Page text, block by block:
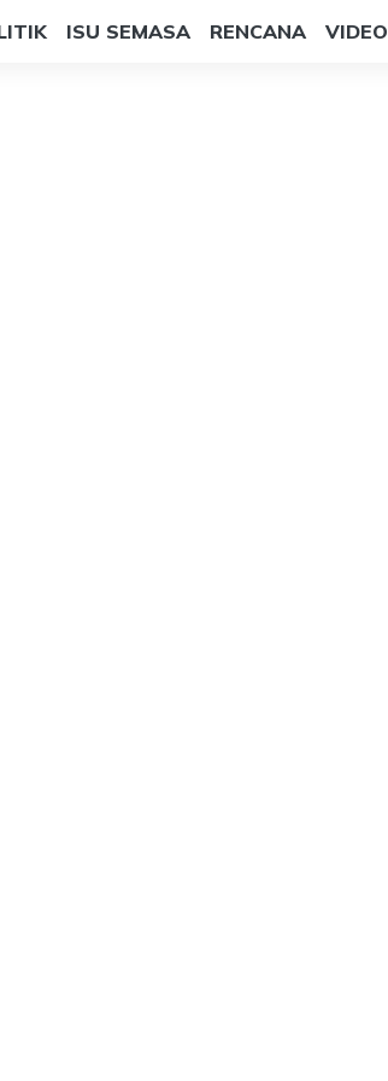
ISU SEMASA RENCANA VIDEO